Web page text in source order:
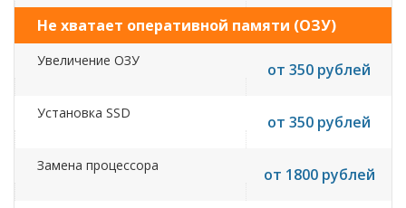
Не хватает оперативной памяти (ОЗУ)
Увеличение ОЗУ от 350 рублей
Установка SSD от 350 рублей
Замена процессора от 1800 рублей